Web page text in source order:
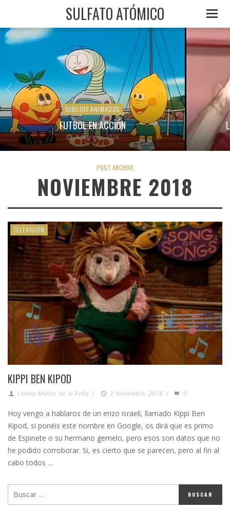
SULFATO ATÓMICO
DIBUJOS ANIMADOS
FUTBOL EN ACCIÓN
8 febrero, 2026
POST ARCHIVE
NOVIEMBRE 2018
TELEVISIÓN
KIPPI BEN KIPOD
Liliana Muñoz de la Peña / 3 noviembre, 2018 / 0
Hoy vengo a hablaros de un erizo israelí, llamado Kippi Ben
Kipod, si ponéis este nombre en Google, os dirá que es primo
de Espinete o su hermano gemelo, pero esos son datos que no
he podido corroborar. Si, es cierto que se parecen, pero al fin al
cabo todos …